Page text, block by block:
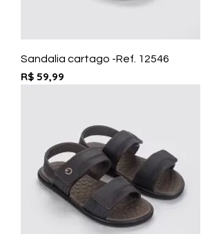
Sandalia cartago -Ref. 12546
Preço
R$ 59,99